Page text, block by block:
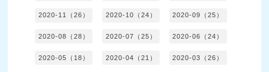
2020-11（26） 2020-10（24） 2020-09（25）
2020-08（28） 2020-07（25） 2020-06（24）
2020-05（18） 2020-04（21） 2020-03（26）